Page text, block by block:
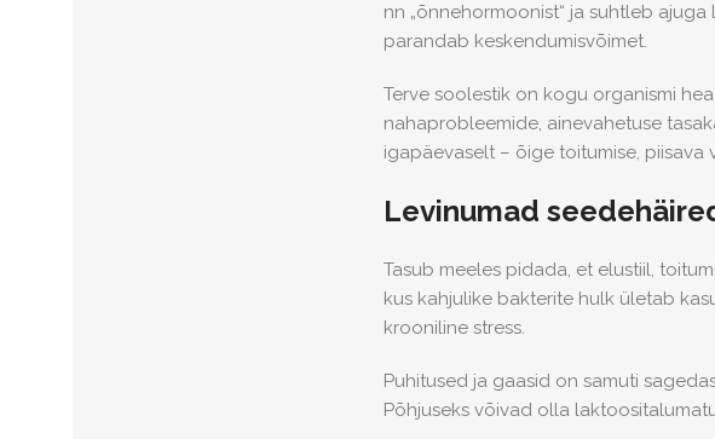
nn „õnnehormoonist“ ja suhtleb
parandab keskendumisvõimet.
Terve soolestik on kogu organismi
nahaprobleemide, ainevahetuse
igapäevaselt – õige toitumise, piisava
Levinumad
Tasub meeles pidada, et elustiil,
kus kahjulike bakterite hulk ületab
krooniline stress.
Puhitused ja gaasid on samuti
Põhjuseks võivad olla